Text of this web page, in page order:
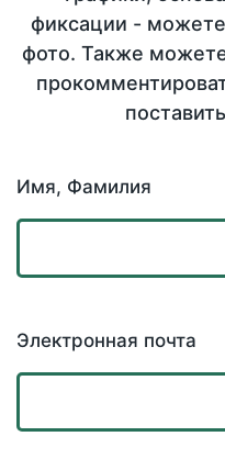
фиксации -
фото. Также
Имя, Фамилия
Электронная почта